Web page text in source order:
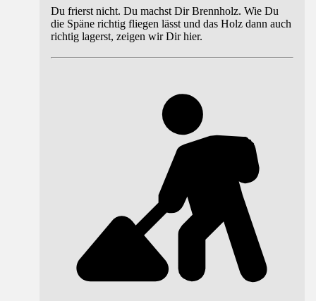
Du frierst nicht. Du machst Dir Brennholz. Wie Du
die Späne richtig fliegen lässt und das Holz dann auch
richtig lagerst, zeigen wir Dir hier.